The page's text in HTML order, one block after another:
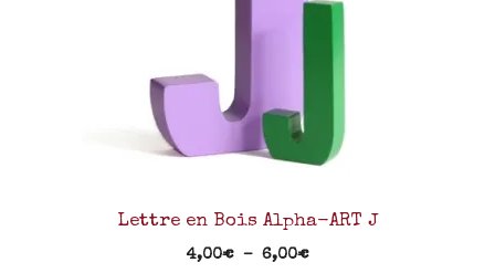
Lettre en Bois Alpha-ART J
4,00€ – 6,00€